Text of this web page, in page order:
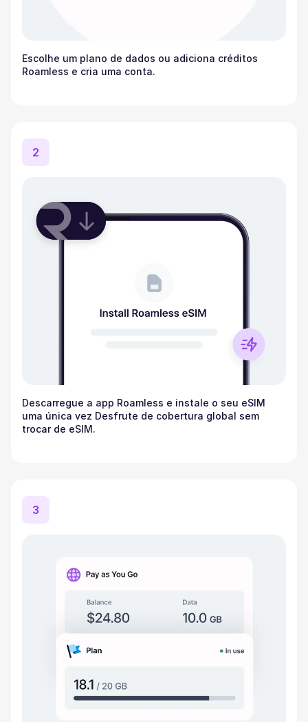
Escolhe um plano de dados ou adiciona créditos
Roamless e cria uma conta.
2
Descarregue a app Roamless e instale o seu eSIM
uma única vez Desfrute de cobertura global sem
trocar de eSIM.
3